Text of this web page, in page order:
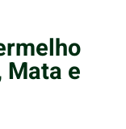
Mata e